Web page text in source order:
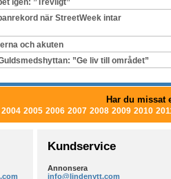
när StreetWeek intar
och akuten
”Ge liv till området”
Har du missat
2004 2005 2006 2007 2008 2009 2010
Kundservice
Annonsera
info@lindenytt.com